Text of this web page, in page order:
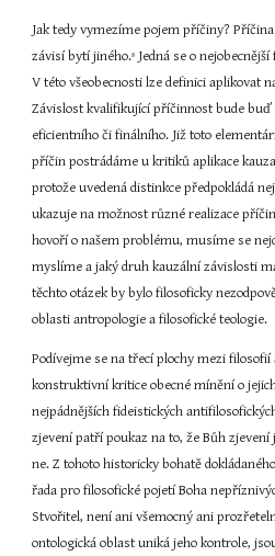
Jak tedy vymezíme pojem příčiny?
závisí bytí jiného.8 Jedná se o
V této všeobecnosti lze definici aplikovat
Závislost kvalifikující příčinnost bude
eficientního či finálního. Již toto
příčin postrádáme u kritiků aplikace
protože uvedená distinkce předpokládá
ukazuje na možnost různé realizace
hovoří o našem problému, musíme se
myslíme a jaký druh kauzální závislosti
těchto otázek by bylo filosoficky
oblasti antropologie a filosofické teologie.
Podívejme se na třecí plochy mezi
konstruktivní kritice obecné mínění o
nejpádnějších fideistických
zjevení patří poukaz na to, že Bůh
ne. Z tohoto historicky bohatě
řada pro filosofické pojetí Boha
Stvořitel, není ani všemocný ani
ontologická oblast uniká jeho kontrole,